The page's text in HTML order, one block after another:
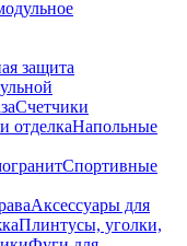
защита
Счетчики
отделкаНапольные
Спортивные
Аксессуары для
Плинтусы, уголки,